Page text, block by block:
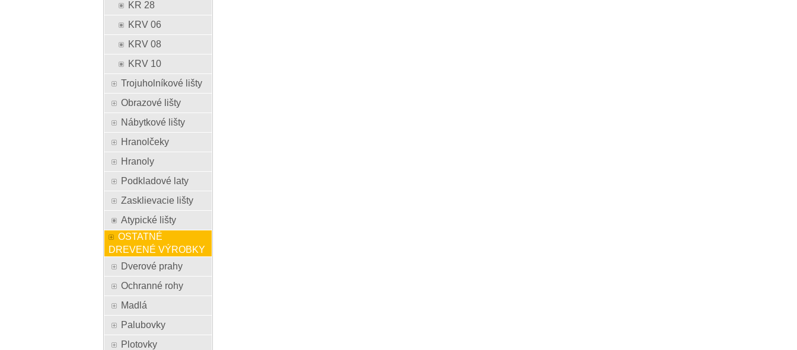
KR 28
KRV 06
KRV 08
KRV 10
Trojuholníkové lišty
Obrazové lišty
Nábytkové lišty
Hranolčeky
Hranoly
Podkladové laty
Zasklievacie lišty
Atypické lišty
OSTATNÉ
DREVENÉ VÝROBKY
Dverové prahy
Ochranné rohy
Madlá
Palubovky
Plotovky